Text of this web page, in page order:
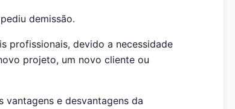
demissão.
profissionais, devido a necessidade
projeto, um novo cliente ou
vantagens e desvantagens da